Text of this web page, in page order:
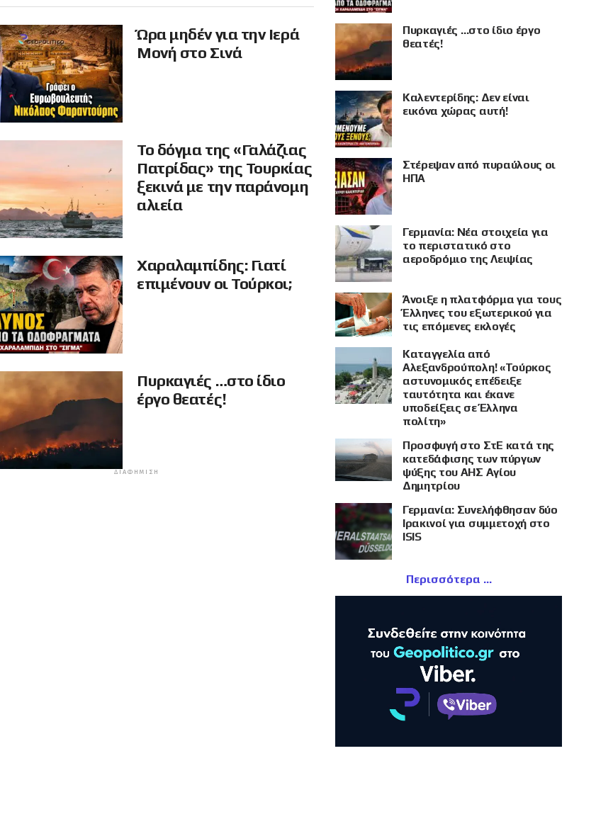
Ώρα μηδέν για την Ιερά
Μονή στο Σινά
Το δόγμα της «Γαλάζιας
Πατρίδας» της Τουρκίας
ξεκινά με την παράνομη
αλιεία
Χαραλαμπίδης: Γιατί
επιμένουν οι Τούρκοι;
Πυρκαγιές …στο ίδιο
έργο θεατές!
ΔΙΑΦΉΜΙΣΗ
Πυρκαγιές …στο ίδιο έργο
θεατές!
Καλεντερίδης: Δεν είναι
εικόνα χώρας αυτή!
Στέρεψαν από πυραύλους οι
ΗΠΑ
Γερμανία: Νέα στοιχεία για
το περιστατικό στο
αεροδρόμιο της Λειψίας
Άνοιξε η πλατφόρμα για τους
Έλληνες του εξωτερικού για
τις επόμενες εκλογές
Καταγγελία από
Αλεξανδρούπολη! «Τούρκος
αστυνομικός επέδειξε
ταυτότητα και έκανε
υποδείξεις σε Έλληνα
πολίτη»
Προσφυγή στο ΣτΕ κατά της
κατεδάφισης των πύργων
ψύξης του ΑΗΣ Αγίου
Δημητρίου
Γερμανία: Συνελήφθησαν δύο
Ιρακινοί για συμμετοχή στο
ISIS
Περισσότερα